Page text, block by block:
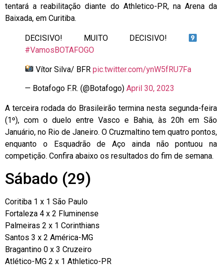
tentará a reabilitação diante do Athletico-PR, na Arena da
Baixada, em Curitiba.
DECISIVO! MUITO DECISIVO!
#VamosBOTAFOGO
Vítor Silva/ BFRpic.twitter.com/ynW5fRU7Fa
— Botafogo F.R. (@Botafogo) April 30, 2023
A terceira rodada do Brasileirão termina nesta segunda-feira
(1º), com o duelo entre Vasco e Bahia, às 20h em São
Januário, no Rio de Janeiro. O Cruzmaltino tem quatro pontos,
enquanto o Esquadrão de Aço ainda não pontuou na
competição. Confira abaixo os resultados do fim de semana.
Sábado (29)
Coritiba 1 x 1 São Paulo
Fortaleza 4 x 2 Fluminense
Palmeiras 2 x 1 Corinthians
Santos 3 x 2 América-MG
Bragantino 0 x 3 Cruzeiro
Atlético-MG 2 x 1 Athletico-PR